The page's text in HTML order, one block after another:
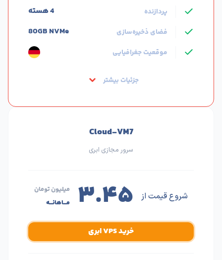
پردازنده 4 هسته
فضای ذخیره‌سازی 80GB NVMe
موقعیت جغرافیایی
جزئیات بیشتر
Cloud-VM7
سرور مجازی ابری
شروع قیمت از ۳.۴۵
میلیون تومان
مـــاهانـــه
خرید VPS ابری